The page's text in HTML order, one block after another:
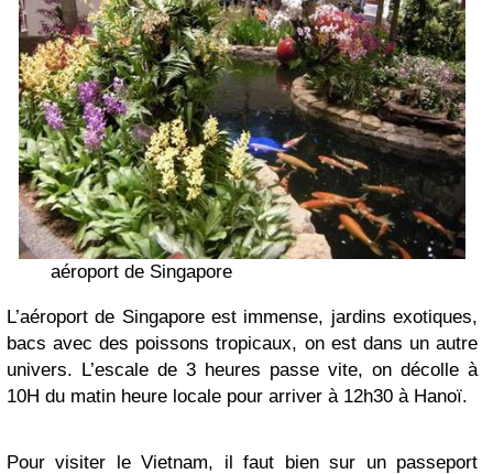
aéroport de Singapore
L’aéroport de Singapore est immense, jardins exotiques,
bacs avec des poissons tropicaux, on est dans un autre
univers. L’escale de 3 heures passe vite, on décolle à
10H du matin heure locale pour arriver à 12h30 à Hanoï.
Pour visiter le Vietnam, il faut bien sur un passeport